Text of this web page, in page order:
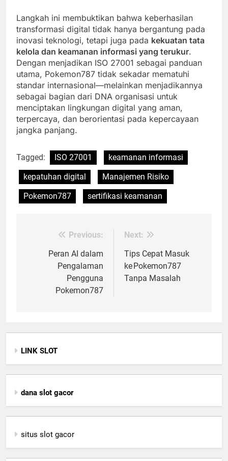
Langkah ini membuktikan bahwa keberhasilan
transformasi digital tidak hanya bergantung pada
inovasi teknologi, tetapi juga pada kekuatan tata
kelola dan keamanan informasi yang terukur.
Dengan menjadikan ISO 27001 sebagai panduan
utama, Pokemon787 tidak sekadar mematuhi
standar internasional—melainkan menjadikannya
sebagai bagian dari DNA organisasi untuk
menciptakan lingkungan digital yang aman,
terpercaya, dan berorientasi pada kepercayaan
jangka panjang.
Tagged: ISO 27001
keamanan informasi
kepatuhan digital
Manajemen Risiko
Pokemon787
sertifikasi keamanan
navigation
Previous:
Peran AI dalam
Pengalaman
Pengguna
Pokemon787
Next:
Tips Cepat Masuk
ke Pokemon787
Tanpa Masalah
LINK SLOT
dana slot gacor
situs slot gacor